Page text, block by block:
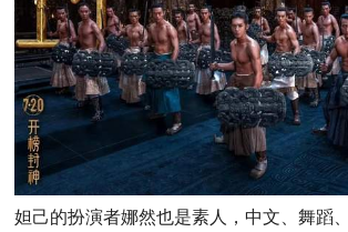
妲己的扮演者娜然也是素人，中文、舞蹈